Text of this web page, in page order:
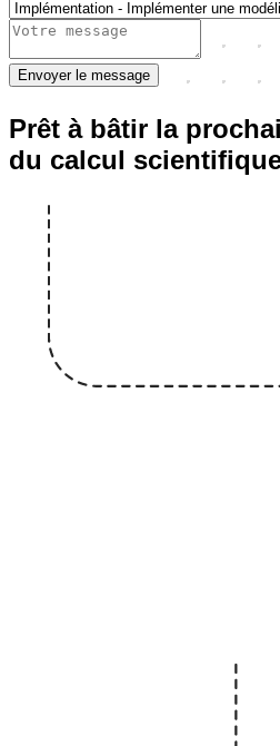
Envoyer le message
Prêt à bâtir la
du calcul